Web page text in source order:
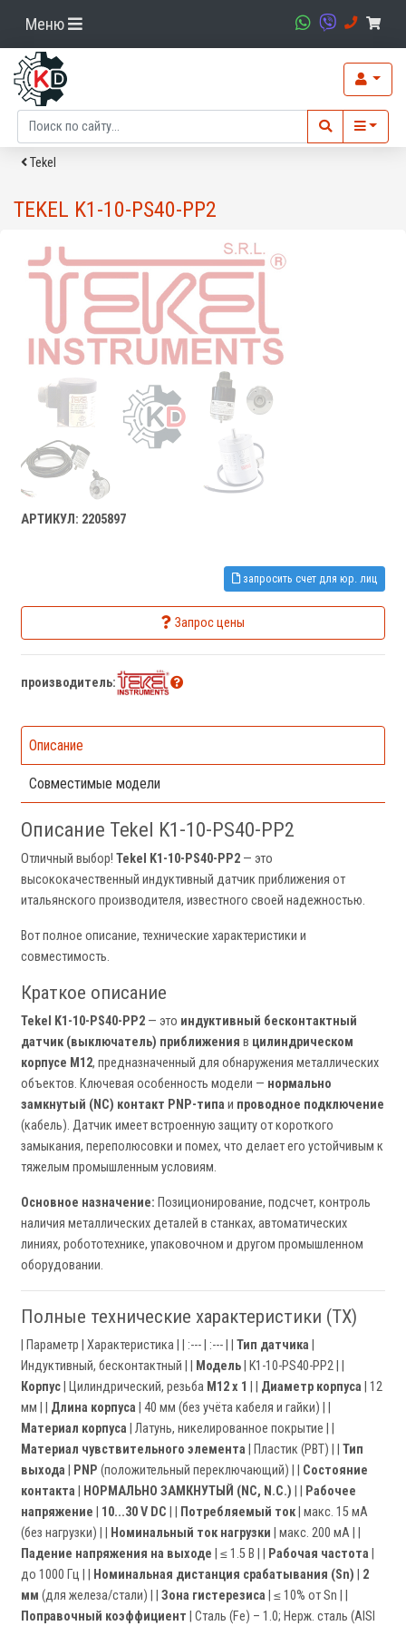
Меню
Tekel
TEKEL K1-10-PS40-PP2
АРТИКУЛ: 2205897
запросить счет для юр. лиц
Запрос цены
производитель:
Описание
Совместимые модели
Описание Tekel K1-10-PS40-PP2
Отличный выбор! Tekel K1-10-PS40-PP2 — это
высококачественный индуктивный датчик приближения от
итальянского производителя, известного своей надежностью.
Вот полное описание, технические характеристики и
совместимость.
Краткое описание
Tekel K1-10-PS40-PP2 — это индуктивный бесконтактный
датчик (выключатель) приближения в цилиндрическом
корпусе M12, предназначенный для обнаружения металлических
объектов. Ключевая особенность модели — нормально
замкнутый (NC) контакт PNP-типа и проводное подключение
(кабель). Датчик имеет встроенную защиту от короткого
замыкания, переполюсовки и помех, что делает его устойчивым к
тяжелым промышленным условиям.
Основное назначение: Позиционирование, подсчет, контроль
наличия металлических деталей в станках, автоматических
линиях, робототехнике, упаковочном и другом промышленном
оборудовании.
Полные технические характеристики (ТХ)
| Параметр | Характеристика | | :--- | :--- | | Тип датчика
Индуктивный, бесконтактный | |
Модель | K1-10-PS40-PP2 | |
Корпус | Цилиндрический, резьба M12 x 1 Диаметр корпуса | 12
мм | | Длина корпуса | 40 мм (без учёта кабеля и гайки) | |
Материал корпуса | Латунь, никелированное покрытие | |
Материал чувствительного элемента | Пластик (PBT) | | Тип
выхода
PNP (положительный переключающий) | | Состояние
контакта
НОРМАЛЬНО ЗАМКНУТЫЙ (NC, N.C.)
Рабочее
напряжение
10...30 V DC Потребляемый ток | макс. 15 мА
(без нагрузки) | |
Номинальный ток нагрузки | макс. 200 мА | |
Падение напряжения на выходе | ≤ 1.5 В | | Рабочая частота
до 1000 Гц | |
Номинальная дистанция срабатывания (Sn)
2
мм (для железа/стали) | | Зона гистерезиса | ≤ 10% от Sn | |
Поправочный коэффициент | Сталь (Fe) – 1.0; Нерж. сталь (AISI